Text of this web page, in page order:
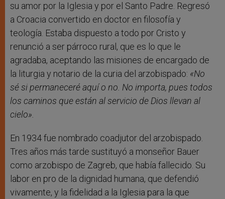
su amor por la Iglesia y por el Santo Padre. Regresó
a Croacia convertido en doctor en filosofía y
teología. Estaba dispuesto a todo por Cristo y
renunció a ser párroco rural, que es lo que le
agradaba, aceptando las misiones de encargado de
la liturgia y notario de la curia del arzobispado: «No
sé si permaneceré aquí o no. No importa, pues todos
los caminos que están al servicio de Dios llevan al
cielo».
En 1934 fue nombrado coadjutor del arzobispado.
Tres años más tarde sustituyó a monseñor Bauer
como arzobispo de Zagreb, que había fallecido. Su
labor en pro de la dignidad humana, que defendió
vivamente, y la fidelidad a la Iglesia para la que